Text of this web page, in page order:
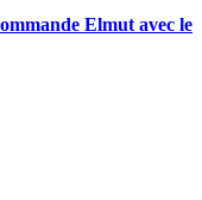
Elmut avec le